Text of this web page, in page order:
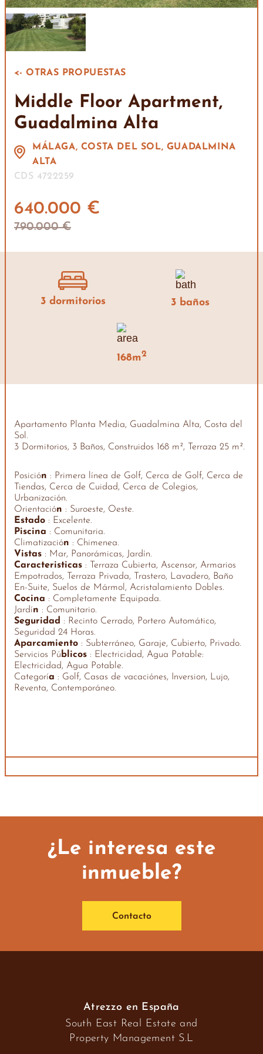
<- OTRAS PROPUESTAS
Middle Floor Apartment,
Guadalmina Alta
MÁLAGA, COSTA DEL SOL, GUADALMINA
ALTA
CDS 4722259
640.000 €
790.000 €
3 dormitorios 3 baños
168m2
Apartamento Planta Media, Guadalmina Alta, Costa del
Sol.
3 Dormitorios, 3 Baños, Construidos 168 m², Terraza 25 m².
Posición : Primera línea de Golf, Cerca de Golf, Cerca de
Tiendas, Cerca de Cuidad, Cerca de Colegios,
Urbanización.
Orientación : Suroeste, Oeste.
Estado : Excelente.
Piscina : Comunitaria.
Climatización : Chimenea.
Vistas : Mar, Panorámicas, Jardín.
Caracteristicas : Terraza Cubierta, Ascensor, Armarios
Empotrados, Terraza Privada, Trastero, Lavadero, Baño
En-Suite, Suelos de Mármol, Acristalamiento Dobles.
Cocina : Completamente Equipada.
Jardín : Comunitario.
Seguridad : Recinto Cerrado, Portero Automático,
Seguridad 24 Horas.
Aparcamiento : Subterráneo, Garaje, Cubierto, Privado.
Servicios Públicos : Electricidad, Agua Potable:
Electricidad, Agua Potable.
Categoría : Golf, Casas de vacaciónes, Inversion, Lujo,
Reventa, Contemporáneo.
¿Le interesa este
inmueble?
Contacto
Atrezzo en España
South East Real Estate and
Property Management S.L